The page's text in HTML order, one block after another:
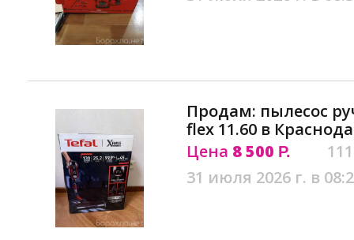
Продам: пылесос
flex 11.60 в
Цена 8 500 Р.
31 июля 2026 г. в